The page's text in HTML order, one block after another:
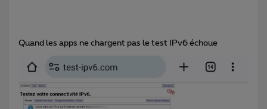
Quand les apps ne chargent pas le test IPv6 échoue